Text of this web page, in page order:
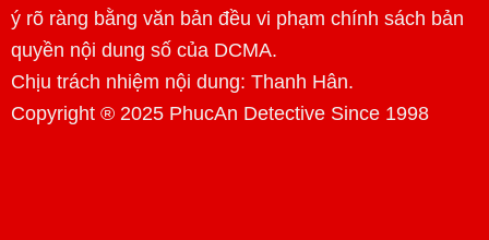
ý rõ ràng bằng văn bản đều vi phạm chính sách bản
quyền nội dung số của DCMA.
Chịu trách nhiệm nội dung: Thanh Hân.
Copyright ® 2025 PhucAn Detective Since 1998